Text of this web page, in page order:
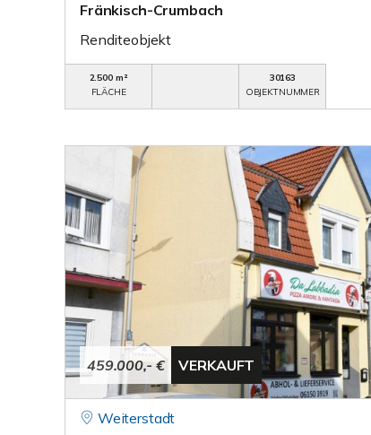
Fränkisch-Crumbach
Renditeobjekt
2.500 m²
FLÄCHE
30163
OBJEKTNUMMER
459.000,- € VERKAUFT
Weiterstadt